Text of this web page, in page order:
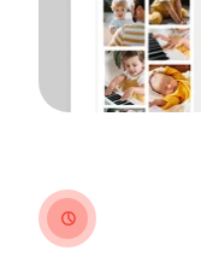
clock